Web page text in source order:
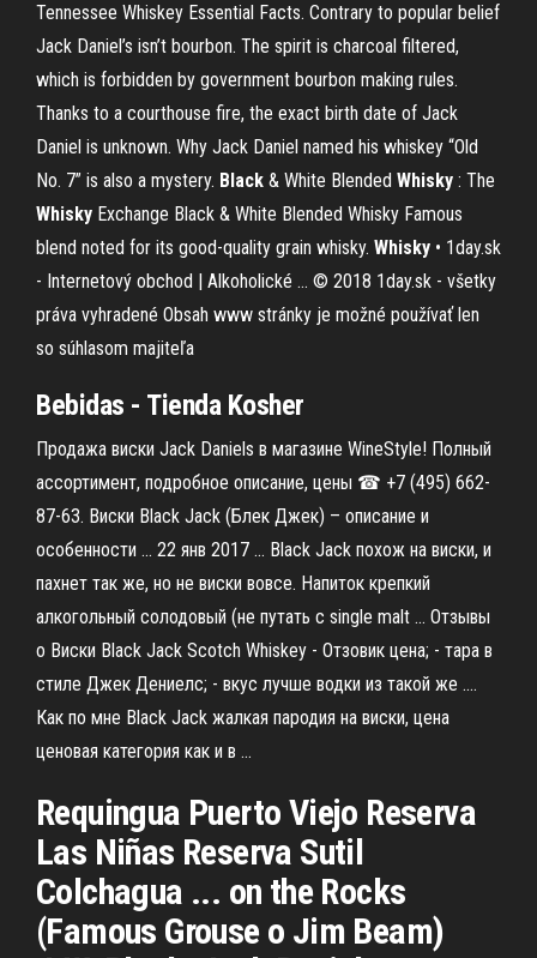
Tennessee Whiskey Essential Facts. Contrary to popular belief
Jack Daniel’s isn’t bourbon. The spirit is charcoal filtered,
which is forbidden by government bourbon making rules.
Thanks to a courthouse fire, the exact birth date of Jack
Daniel is unknown. Why Jack Daniel named his whiskey “Old
No. 7” is also a mystery. Black & White Blended Whisky : The
Whisky Exchange Black & White Blended Whisky Famous
blend noted for its good-quality grain whisky. Whisky • 1day.sk
- Internetový obchod | Alkoholické ... © 2018 1day.sk - všetky
práva vyhradené Obsah www stránky je možné používať len
so súhlasom majiteľa
Bebidas - Tienda Kosher
Продажа виски Jack Daniels в магазине WineStyle! Полный
ассортимент, подробное описание, цены ☎ +7 (495) 662-
87-63. Виски Black Jack (Блек Джек) – описание и
особенности ... 22 янв 2017 ... Black Jack похож на виски, и
пахнет так же, но не виски вовсе. Напиток крепкий
алкогольный солодовый (не путать с single malt ... Отзывы
о Виски Black Jack Scotch Whiskey - Отзовик цена; - тара в
стиле Джек Дениелс; - вкус лучше водки из такой же ....
Как по мне Black Jack жалкая пародия на виски, цена
ценовая категория как и в ...
Requingua Puerto Viejo Reserva
Las Niñas Reserva Sutil
Colchagua ... on the Rocks
(Famous Grouse o Jim Beam)